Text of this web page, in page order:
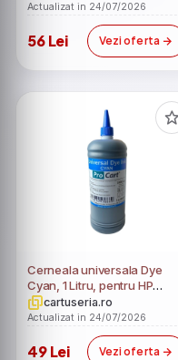
Actualizat in 24/07/2026
56 Lei Vezi oferta
Cerneala universala Dye
Cyan, 1 Litru, pentru HP
Canon Epson Brother
cartuseria.ro
Actualizat in 24/07/2026
49 Lei Vezi oferta